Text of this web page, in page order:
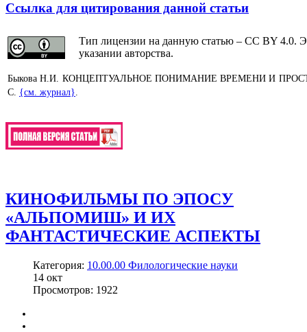
Ссылка для цитирования данной статьи
Тип лицензии на данную статью – CC BY 4.0.
указании авторства.
Быкова Н.И. КОНЦЕПТУАЛЬНОЕ ПОНИМАНИЕ ВРЕМЕНИ И
С. {см. журнал}
КИНОФИЛЬМЫ ПО ЭПОСУ
«АЛЬПОМИШ» И ИХ
ФАНТАСТИЧЕСКИЕ АСПЕКТЫ
Категория: 10.00.00 Филологические науки
14 окт
Просмотров: 1922